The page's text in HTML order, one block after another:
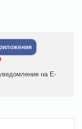
на E-